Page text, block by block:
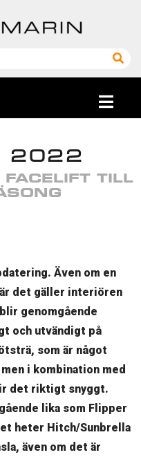
2022
TILL
Även om en
det gäller interiören
genomgående
och utvändigt på
som är något
i kombination med
det riktigt snyggt.
lika som Flipper
heter Hitch/Sunbrella
även om det är